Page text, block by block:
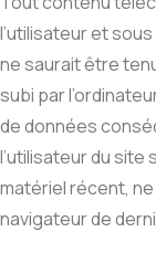
l’utilisateur et
ne saurait être
subi par
de données
l’utilisateur du site
matériel récent,
navigateur de